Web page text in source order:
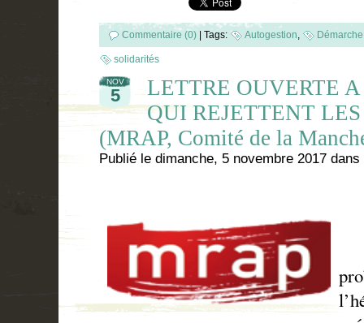
Commentaire (0) Tags: Autogestion,
solidarités
NOV
5
LETTRE OUVERTE
QUI REJETTENT
(MRAP, Comité de la
Publié le dimanche, 5 novembre 2017 dans